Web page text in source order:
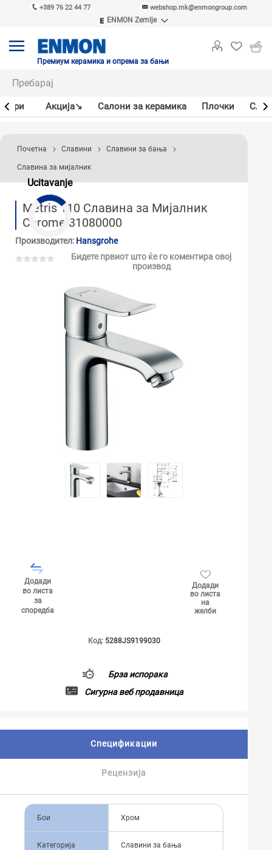
+389 76 22 44 77 webshop.mk@enmongroup.com
ENMON Zemlje
ENMON MKD
Премиум керамика и опрема за бањи
Акцијa↘ Салони за керамика Плочки
Ucitavanje
Почетна Славини Славини за бања
Славина за мијалник
Metris 110 Славина за Мијалник
Chrome 31080000
Производител: Hansgrohe
Бидете првиот што ќе го коментира овој
производ
Додади
во листа
за
споредба
Додади
во листа
на
желби
Код: 5288JS9199030
Брза испорака
Сигурна веб продавница
Спецификации
Рецензија
Бои Хром
Категорија Славини за бања